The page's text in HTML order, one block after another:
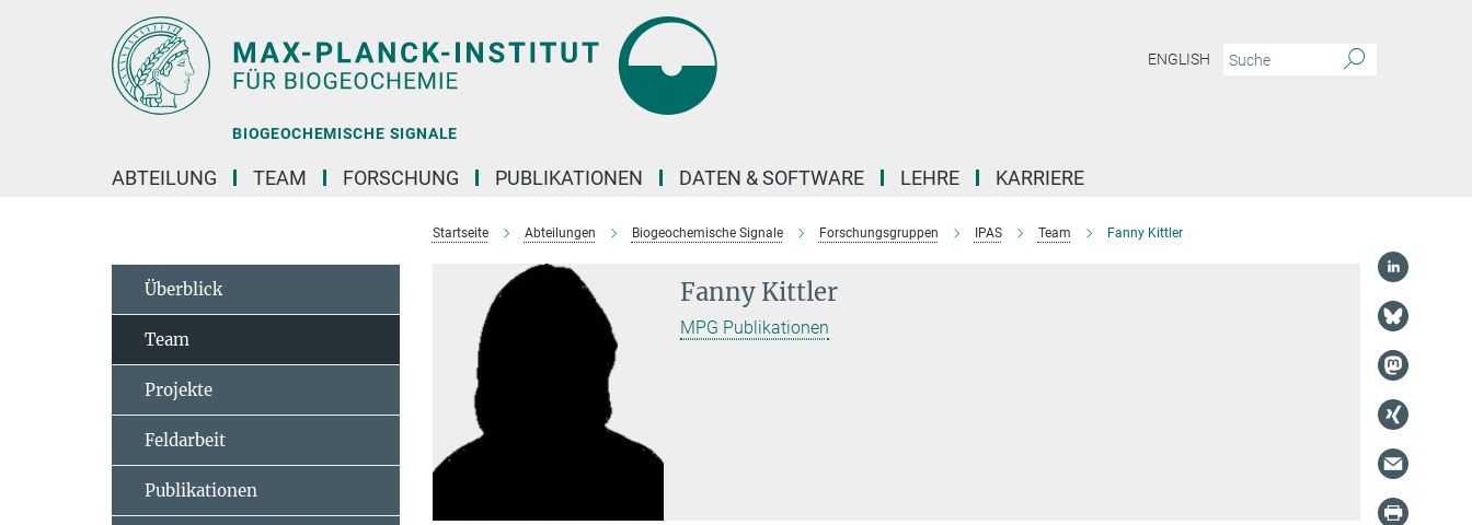
BIOGEOCHEMISCHE SIGNALE
ENGLISH
ABTEILUNG TEAM FORSCHUNG PUBLIKATIONEN DATEN & SOFTWARE LEHRE KARRIERE
Startseite Abteilungen Biogeochemische Signale Forschungsgruppen IPAS Team Fanny Kittler
Fanny Kittler
MPG Publikationen
Überblick
Team
Projekte
Feldarbeit
Publikationen